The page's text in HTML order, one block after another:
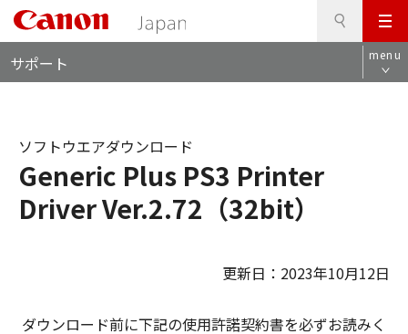
メ
ニ
ュ
サポート menu
Generic Plus PS3 Printer
Driver Ver.2.72（32bit）
ソフトウエアダウンロード
更新日：2023年10月12日
ダウンロード前に下記の使用許諾契約書を必ずお読みく